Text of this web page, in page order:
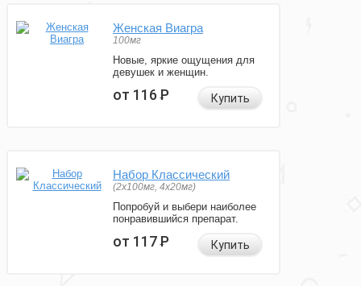
Женская Виагра
100мг
Новые, яркие ощущения для
девушек и женщин.
от 116Р Купить
Набор Классический
(2x100мг, 4x20мг)
Попробуй и выбери наиболее
понравившийся препарат.
от 117Р Купить